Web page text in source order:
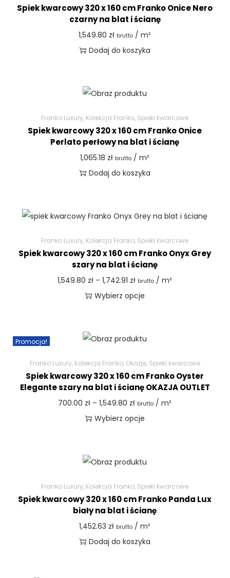
Spiek kwarcowy 320 x 160 cm Franko Onice Nero
czarny na blat i ścianę
1,549.80 zł brutto / m²
Dodaj do koszyka
Franko Luxury, Kolekcja Franko, Spieki kwarcowe
Spiek kwarcowy 320 x 160 cm Franko Onice
Perlato perłowy na blat i ścianę
1,065.18 zł brutto / m²
Dodaj do koszyka
Franko Luxury, Kolekcja Franko, Spieki kwarcowe
Spiek kwarcowy 320 x 160 cm Franko Onyx Grey
szary na blat i ścianę
1,549.80 zł – 1,742.91 zł brutto / m²
Wybierz opcje
Promocja!
Franko Luxury, Kolekcja Franko, Okazje, Spieki kwarcowe
Spiek kwarcowy 320 x 160 cm Franko Oyster
Elegante szary na blat i ścianę OKAZJA OUTLET
700.00 zł – 1,549.80 zł brutto / m²
Wybierz opcje
Franko Luxury, Kolekcja Franko, Spieki kwarcowe
Spiek kwarcowy 320 x 160 cm Franko Panda Lux
biały na blat i ścianę
1,452.63 zł brutto / m²
Dodaj do koszyka